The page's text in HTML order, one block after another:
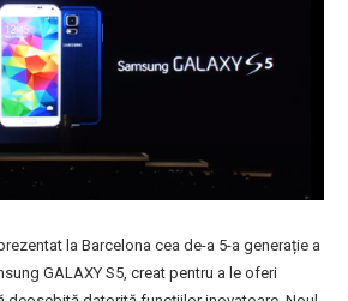
la Barcelona cea de-a 5-a generație a
GALAXY S5, creat pentru a le oferi